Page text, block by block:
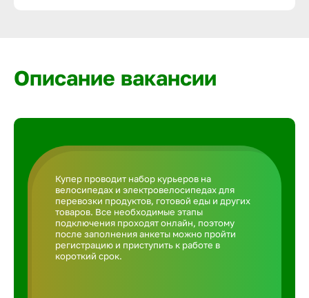
Описание вакансии
Купер проводит набор курьеров на
велосипедах и электровелосипедах для
перевозки продуктов, готовой еды и других
товаров. Все необходимые этапы
подключения проходят онлайн, поэтому
после заполнения анкеты можно пройти
регистрацию и приступить к работе в
короткий срок.